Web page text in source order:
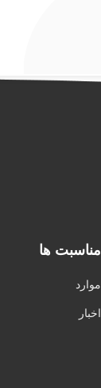
مناسبت ها
موارد
اخبار